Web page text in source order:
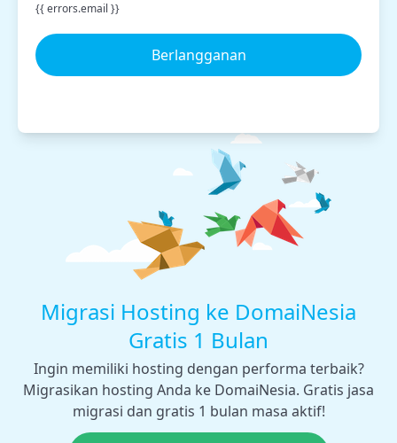
{{ errors.email }}
Berlangganan
Migrasi Hosting ke DomaiNesia
Gratis 1 Bulan
Ingin memiliki hosting dengan performa terbaik?
Migrasikan hosting Anda ke DomaiNesia. Gratis jasa
migrasi dan gratis 1 bulan masa aktif!